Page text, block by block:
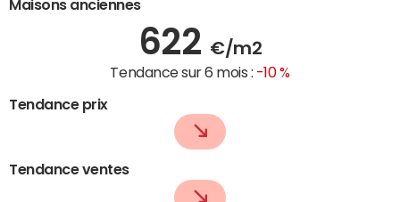
Maisons anciennes
622 €/m2
Tendance sur 6 mois : -10 %
Tendance prix
Tendance ventes